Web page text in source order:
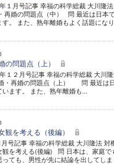
１月号記事 幸福の科学総裁 大川隆
再婚の問題点（中） 問 最近は日本
す。 また、熟年離婚もよく話題にな
の問題点（上）
１２月号記事 幸福の科学総裁 大川
・再婚の問題点（上） 問 最近は
います。 また、熟年離婚も...
観を考える（後編）
号記事 幸福の科学総裁 大川隆法 対
観を考える(後編) 問 日本は、家庭で
っても、男性が先に結論を出してし